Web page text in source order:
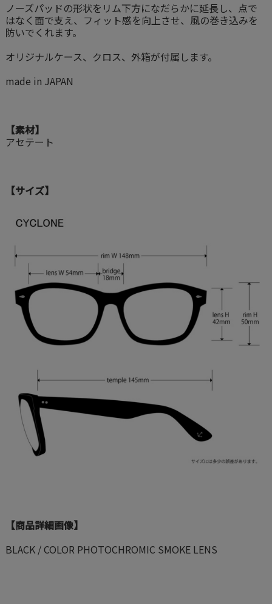
ノーズパッドの形状をリム下方になだらかに延長し、点で
はなく面で支え、フィット感を向上させ、風の巻き込みを
防いでくれます。
オリジナルケース、クロス、外箱が付属します。
made in JAPAN
【素材】
アセテート
【サイズ】
【商品詳細画像】
BLACK / COLOR PHOTOCHROMIC SMOKE LENS